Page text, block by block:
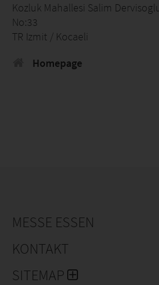
Kozluk Mahallesi Salim
No:33
TR Izmit / Kocaeli
Homepage
MESSE ESSEN
KONTAKT
SITEMAP